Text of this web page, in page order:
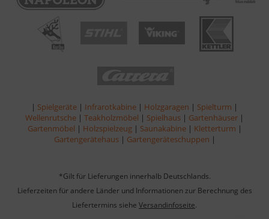
| Spielgeräte | Infrarotkabine | Holzgaragen | Spielturm |
Wellenrutsche | Teakholzmöbel | Spielhaus | Gartenhäuser |
Gartenmöbel | Holzspielzeug | Saunakabine | Kletterturm |
Gartengerätehaus | Gartengeräteschuppen |
*Gilt für Lieferungen innerhalb Deutschlands.
Lieferzeiten für andere Länder und Informationen zur Berechnung des
Liefertermins siehe Versandinfoseite.